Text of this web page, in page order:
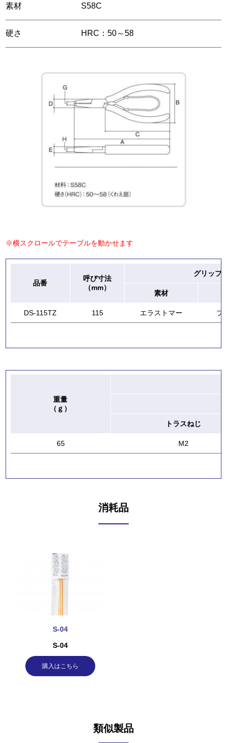
素材 S58C
硬さ HRC：50～58
※横スクロールでテーブルを動かせます
品番
呼び寸法
（mm）
グリップ
素材
DS-115TZ 115 エラストマー プ
重量
（ｇ）
トラスねじ
65 M2
消耗品
S-04
S-04
購入はこちら
類似製品